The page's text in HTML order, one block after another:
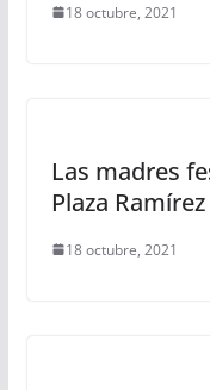
18 octubre, 2021
Las madres
Plaza Ramírez
18 octubre, 2021